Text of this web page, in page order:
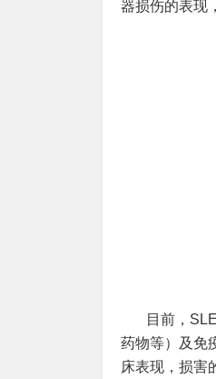
器损伤的表现
目前，
药物等）及免
床表现，损害